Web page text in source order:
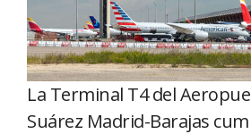
La Terminal T4 del
Suárez Madrid-Barajas